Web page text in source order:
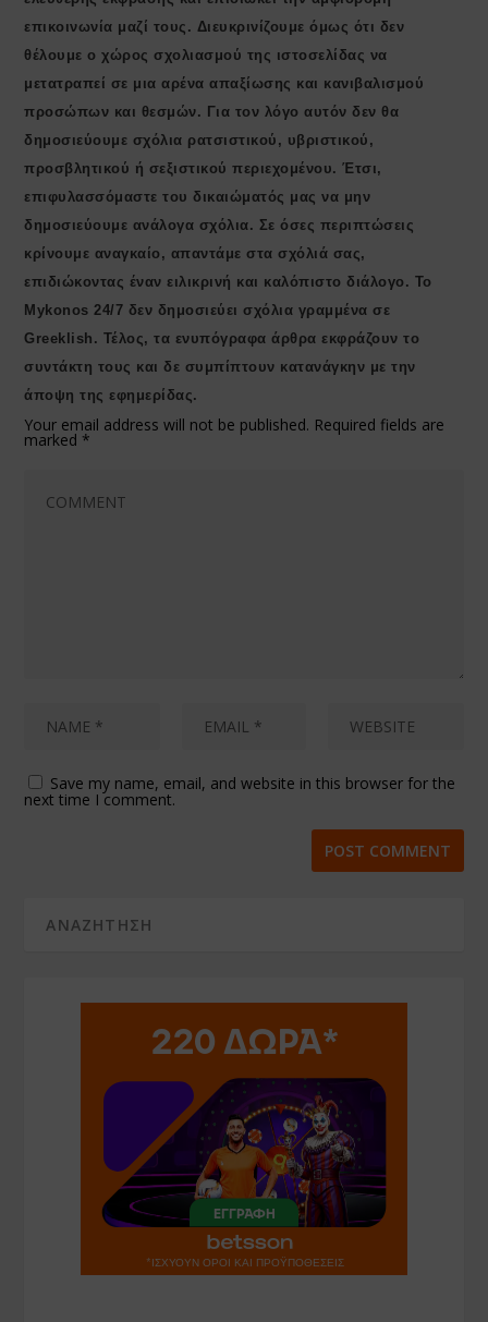
επικοινωνία μαζί τους. Διευκρινίζουμε όμως ότι δεν
θέλουμε ο χώρος σχολιασμού της ιστοσελίδας να
μετατραπεί σε μια αρένα απαξίωσης και κανιβαλισμού
προσώπων και θεσμών. Για τον λόγο αυτόν δεν θα
δημοσιεύουμε σχόλια ρατσιστικού, υβριστικού,
προσβλητικού ή σεξιστικού περιεχομένου. Έτσι,
επιφυλασσόμαστε του δικαιώματός μας να μην
δημοσιεύουμε ανάλογα σχόλια. Σε όσες περιπτώσεις
κρίνουμε αναγκαίο, απαντάμε στα σχόλιά σας,
επιδιώκοντας έναν ειλικρινή και καλόπιστο διάλογο. Το
Μykonos 24/7 δεν δημοσιεύει σχόλια γραμμένα σε
Greeklish. Τέλος, τα ενυπόγραφα άρθρα εκφράζουν το
συντάκτη τους και δε συμπίπτουν κατανάγκην με την
άποψη της εφημερίδας.
Your email address will not be published. Required fields are
marked *
Save my name, email, and website in this browser for the
next time I comment.